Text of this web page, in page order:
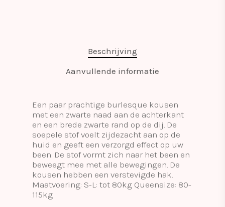
Beschrijving
Aanvullende informatie
Een paar prachtige burlesque kousen
met een zwarte naad aan de achterkant
en een brede zwarte rand op de dij. De
soepele stof voelt zijdezacht aan op de
huid en geeft een verzorgd effect op uw
been. De stof vormt zich naar het been en
beweegt mee met alle bewegingen. De
kousen hebben een verstevigde hak.
Maatvoering: S-L: tot 80kg Queensize: 80-
115kg